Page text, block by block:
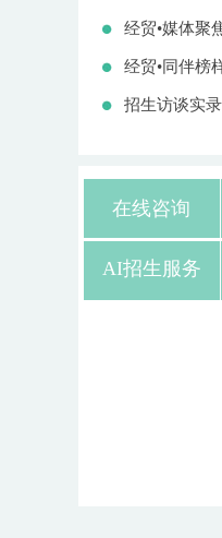
经贸•媒体聚
经贸•同伴榜
招生访谈实录
在线咨询
AI招生服务